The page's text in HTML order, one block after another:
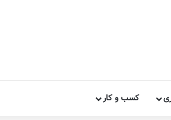
کسب و کار